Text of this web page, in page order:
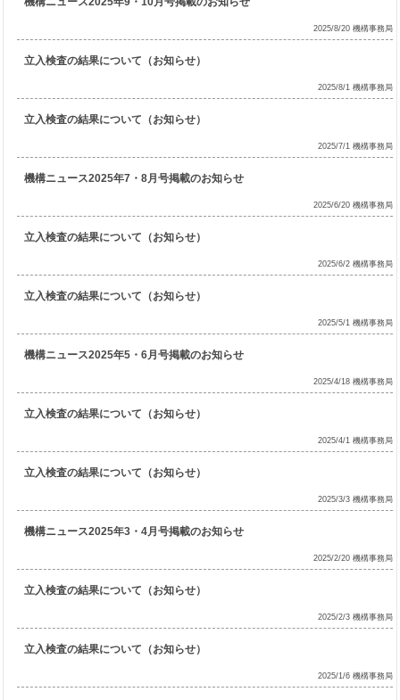
2025/8/20 機構事務局
立入検査の結果について（お知らせ）
2025/8/1 機構事務局
立入検査の結果について（お知らせ）
2025/7/1 機構事務局
機構ニュース2025年7・8月号掲載のお知らせ
2025/6/20 機構事務局
立入検査の結果について（お知らせ）
2025/6/2 機構事務局
立入検査の結果について（お知らせ）
2025/5/1 機構事務局
機構ニュース2025年5・6月号掲載のお知らせ
2025/4/18 機構事務局
立入検査の結果について（お知らせ）
2025/4/1 機構事務局
立入検査の結果について（お知らせ）
2025/3/3 機構事務局
機構ニュース2025年3・4月号掲載のお知らせ
2025/2/20 機構事務局
立入検査の結果について（お知らせ）
2025/2/3 機構事務局
立入検査の結果について（お知らせ）
2025/1/6 機構事務局